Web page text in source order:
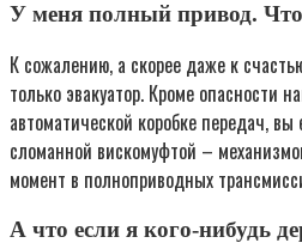
У меня полный привод. Что
К сожалению, а скорее даже к
только эвакуатор. Кроме опасности
автоматической коробке передач,
сломанной вискомуфтой –
момент в полноприводных
А что если я кого-нибудь